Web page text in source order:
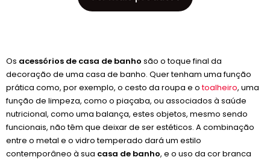
Os acessórios de casa de banho são o toque final da
decoração de uma casa de banho. Quer tenham uma função
prática como, por exemplo, o cesto da roupa e otoalheiro, uma
função de limpeza, como o piaçaba, ou associados à saúde
nutricional, como uma balança, estes objetos, mesmo sendo
funcionais, não têm que deixar de ser estéticos. A combinação
entre o metal e o vidro temperado dará um estilo
contemporâneo à sua casa de banho, e o uso da cor branca